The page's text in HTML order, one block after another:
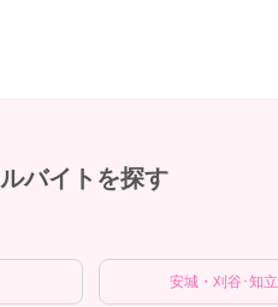
バイトを探す
安城・刈谷･知立